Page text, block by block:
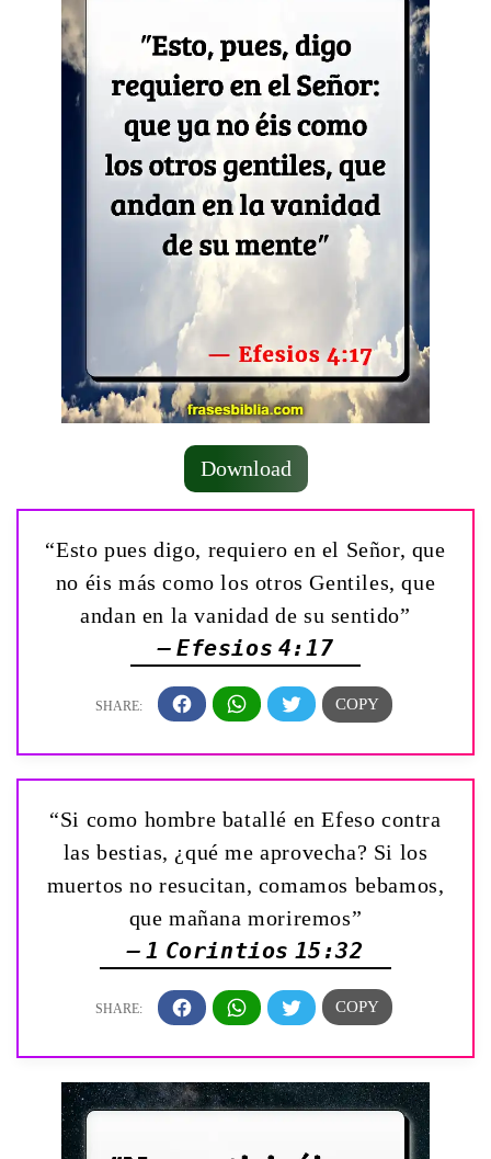
Download
“Esto pues digo, requiero en el Señor, que
no éis más como los otros Gentiles, que
andan en la vanidad de su sentido”
— Efesios 4:17
“Si como hombre batallé en Efeso contra
las bestias, ¿qué me aprovecha? Si los
muertos no resucitan, comamos bebamos,
que mañana moriremos”
— 1 Corintios 15:32